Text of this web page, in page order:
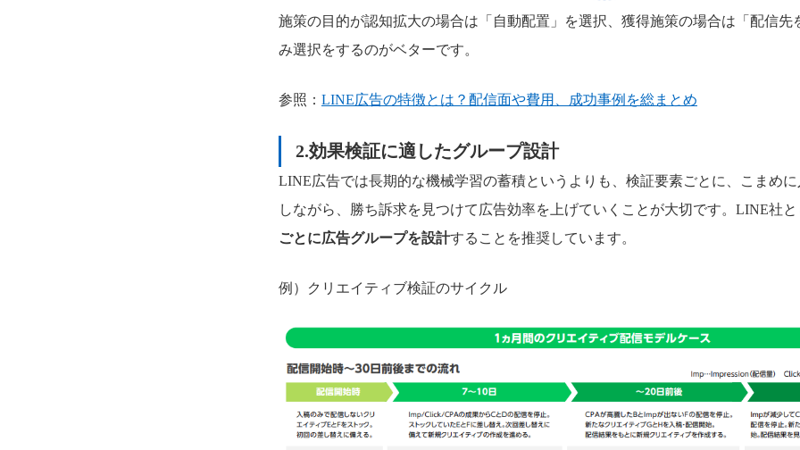
施策の目的が認知拡大の場合は「自動配置」を選択、獲得施策の場合は「配信先
み選択をするのがベターです。
参照： LINE広告の特徴とは？配信面や費用、成功事例を総まとめ
2.効果検証に適したグループ設計
LINE広告では長期的な機械学習の蓄積というよりも、検証要素ごとに、こまめ
しながら、勝ち訴求を見つけて広告効率を上げていくことが大切です。LINE社と
ごとに広告グループを設計することを推奨しています。
例）クリエイティブ検証のサイクル